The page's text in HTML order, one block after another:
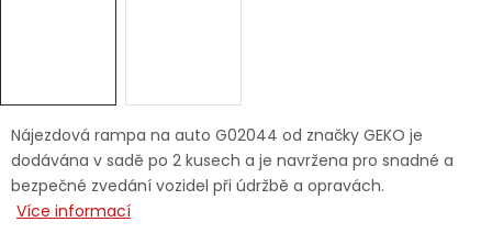
Značky
Nájezdová rampa na auto G02044 od značky GEKO je
dodávána v sadě po 2 kusech a je navržena pro snadné a
bezpečné zvedání vozidel při údržbě a opravách.
Více informací